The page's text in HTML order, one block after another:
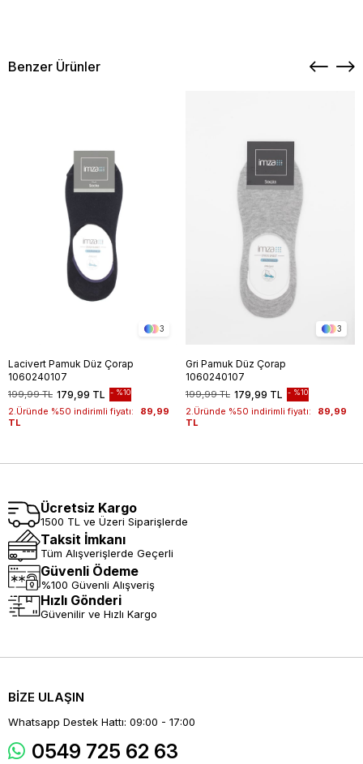
Benzer Ürünler
3
Lacivert Pamuk Düz Çorap
1060240107
179,99 TL
199,99 TL %10
2.Üründe %50 indirimli fiyatı:
89,99
TL
3
Gri Pamuk Düz Çorap
1060240107
179,99 TL
199,99 TL %10
2.Üründe %50 indirimli fiyatı:
89,99
TL
Ücretsiz Kargo
1500 TL ve Üzeri Siparişlerde
Taksit İmkanı
Tüm Alışverişlerde Geçerli
Güvenli Ödeme
%100 Güvenli Alışveriş
Hızlı Gönderi
Güvenilir ve Hızlı Kargo
BİZE ULAŞIN
Whatsapp Destek Hattı: 09:00 - 17:00
0549 725 62 63